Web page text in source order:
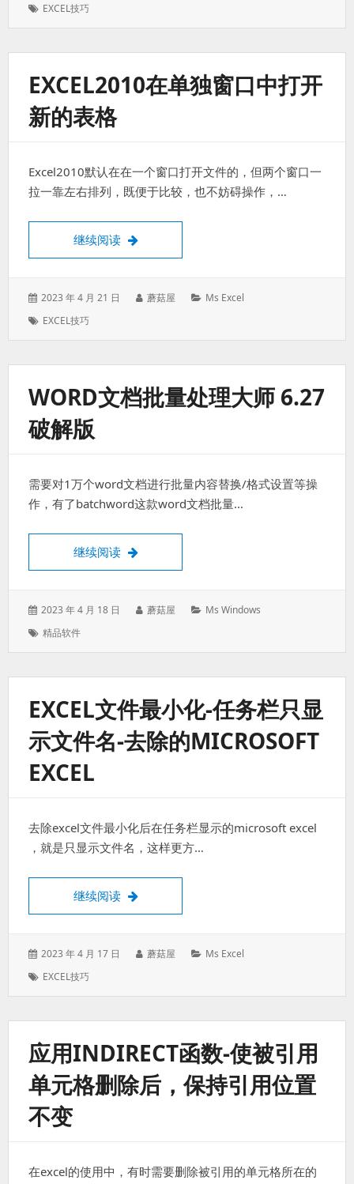
于：
标
EXCEL技巧
EXCEL2010在单独窗口中打开
新的表格
Excel2010默认在在一个窗口打开文件的，但两个窗口一
拉一靠左右排列，既便于比较，也不妨碍操作，…
继续阅读 Excel2010在单独窗口中打开新的表格
发
于：
2023 年 4 月 21 日
作
蘑菇屋
分
Ms Excel
标
EXCEL技巧
WORD文档批量处理大师 6.27
破解版
需要对1万个word文档进行批量内容替换/格式设置等操
作，有了batchword这款word文档批量…
继续阅读 Word文档批量处理大师 6.27 破解版
发
于：
2023 年 4 月 18 日
作
蘑菇屋
分
Ms Windows
标
精品软件
EXCEL文件最小化-任务栏只显
示文件名-去除的MICROSOFT
EXCEL
去除excel文件最小化后在任务栏显示的microsoft excel
，就是只显示文件名，这样更方…
继续阅读 Excel文件最小化-任务栏只显示文件名-去
发
于：
2023 年 4 月 17 日
作
蘑菇屋
分
Ms Excel
标
EXCEL技巧
应用INDIRECT函数-使被引用
单元格删除后，保持引用位置
不变
在excel的使用中，有时需要删除被引用的单元格所在的